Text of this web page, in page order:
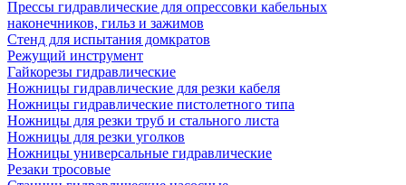
Прессы гидравлические для опрессовки кабельных
наконечников, гильз и зажимов
Стенд для испытания домкратов
Режущий инструмент
Гайкорезы гидравлические
Ножницы гидравлические для резки кабеля
Ножницы гидравлические пистолетного типа
Ножницы для резки труб и стального листа
Ножницы для резки уголков
Ножницы универсальные гидравлические
Резаки тросовые